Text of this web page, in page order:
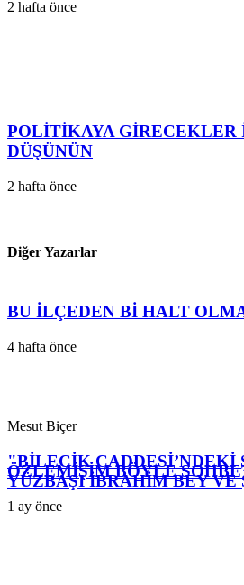
2 hafta önce
POLİTİKAYA GİRECEKLER
DÜŞÜNÜN
2 hafta önce
BU İLÇEDEN Bİ HALT
4 hafta önce
ÖZLEMİŞİM BÖYLE
1 ay önce
Diğer Yazarlar
Mesut Biçer
"BİLECİK CADDESİ’NDEKİ
YÜZBAŞI İBRAHİM BEY VE